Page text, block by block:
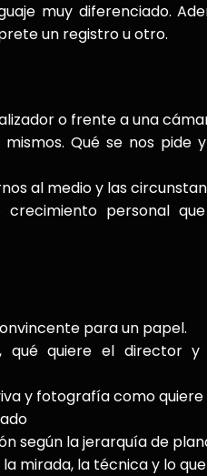
muy diferenciado.
un registro u otro.
o frente a una
Qué se nos pide
al medio y las
crecimiento personal
para un papel.
qué quiere el director
y fotografía como quiere
según la jerarquía de
mirada, la técnica y lo